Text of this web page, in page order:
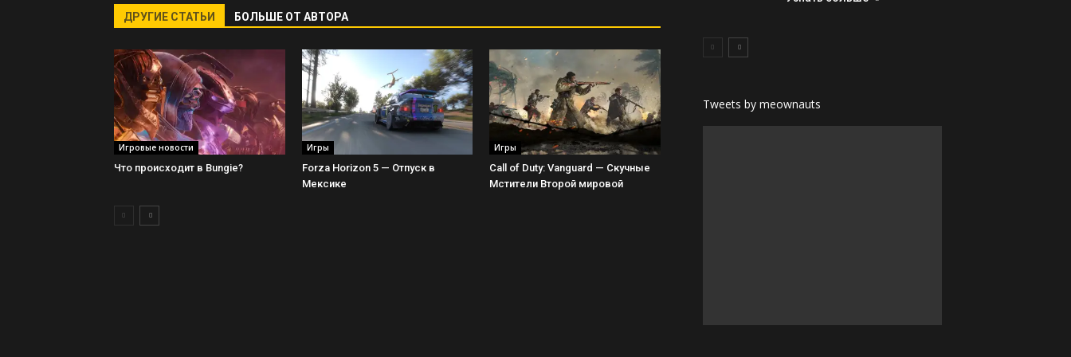
ДРУГИЕ СТАТЬИ БОЛЬШЕ ОТ АВТОРА
Игровые новости
Что происходит в Bungie?
Игры
Forza Horizon 5 — Отпуск в
Мексике
Игры
Call of Duty: Vanguard — Скучные
Мстители Второй мировой
Tweets by meownauts